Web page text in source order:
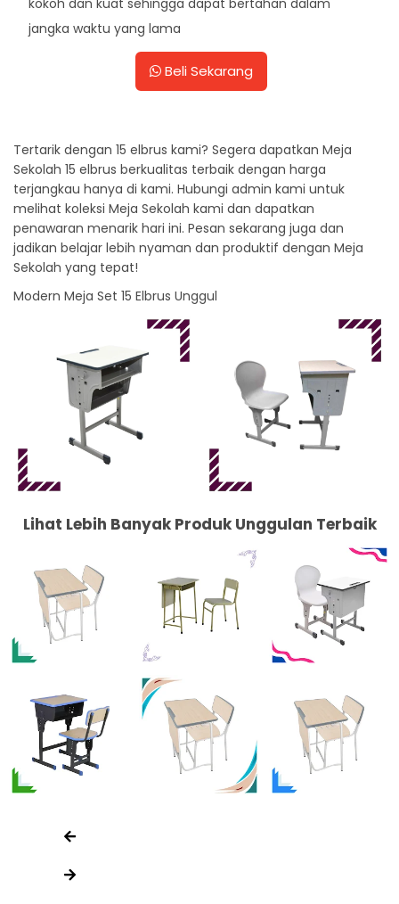
jangka waktu yang lama
Beli Sekarang
Tertarik dengan 15 elbrus kami? Segera dapatkan Meja
Sekolah 15 elbrus berkualitas terbaik dengan harga
terjangkau hanya di kami. Hubungi admin kami untuk
melihat koleksi Meja Sekolah kami dan dapatkan
penawaran menarik hari ini. Pesan sekarang juga dan
jadikan belajar lebih nyaman dan produktif dengan Meja
Sekolah yang tepat!
Modern Meja Set 15 Elbrus Unggul
Lihat Lebih Banyak Produk Unggulan Terbaik